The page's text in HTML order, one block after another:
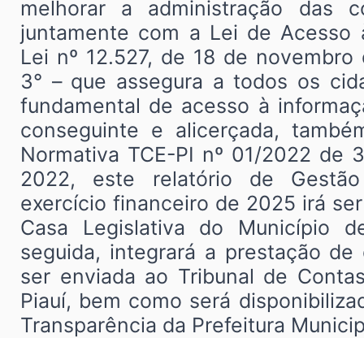
melhorar a administração das
juntamente com a Lei de Acesso
Lei nº 12.527, de 18 de novembro
3° – que assegura a todos os
fundamental de acesso à
conseguinte e alicerçada,
Normativa TCE-PI nº 01/2022 de
2022, este relatório de
exercício financeiro de 2025 irá
Casa Legislativa do Município
seguida, integrará a prestação de
ser enviada ao Tribunal de
Piauí, bem como será
Transparência da Prefeitura